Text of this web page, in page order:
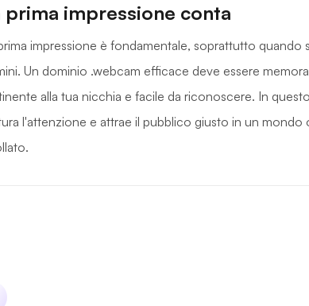
prima impressione conta
impressione è fondamentale, soprattutto quando
Un dominio .webcam efficace deve essere
alla tua nicchia e facile da riconoscere. In
l'attenzione e attrae il pubblico giusto in un mondo